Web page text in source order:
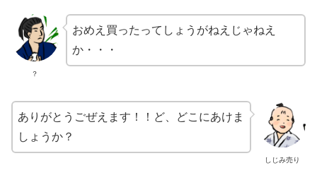
？
おめえ買ったってしょうがねえじゃねえ
か・・・
しじみ売り
ありがとうごぜえます！！ど、どこにあけま
しょうか？